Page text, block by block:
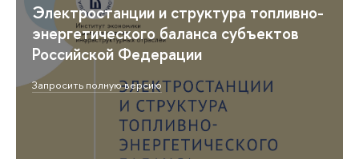
Электростанции и структура топливно-
энергетического баланса субъектов
Российской Федерации
Запросить полную версию